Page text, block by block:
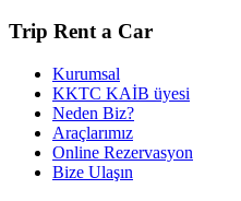
Trip Rent a Car
Kurumsal
KKTC KAİB üyesi
Neden Biz?
Araçlarımız
Online Rezervasyon
Bize Ulaşın